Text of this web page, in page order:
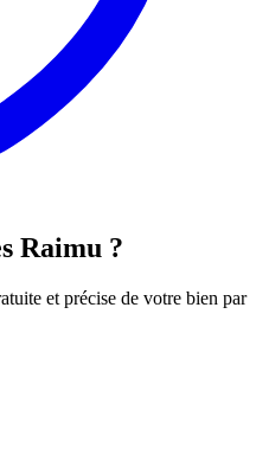
Raimu ?
et précise de votre bien par